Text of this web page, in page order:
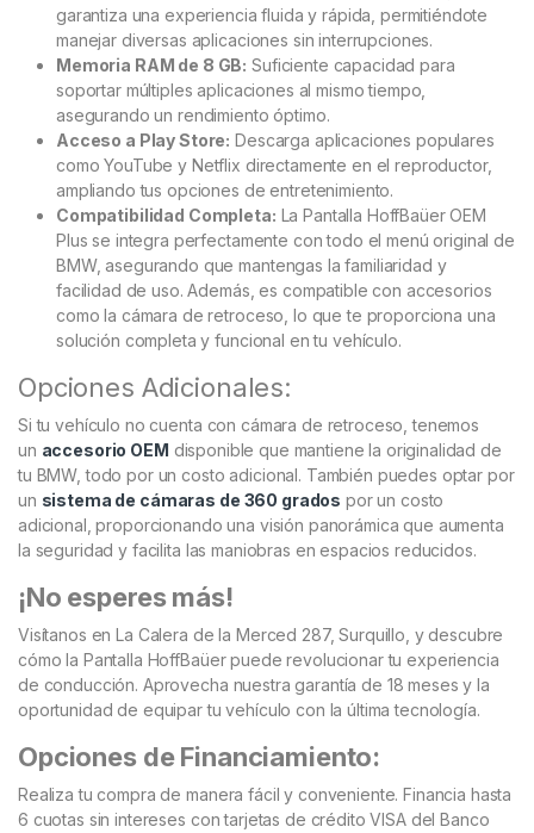
garantiza una experiencia fluida y rápida, permitiéndote
manejar diversas aplicaciones sin interrupciones.
Memoria RAM de 8 GB: Suficiente capacidad para
soportar múltiples aplicaciones al mismo tiempo,
asegurando un rendimiento óptimo.
Acceso a Play Store: Descarga aplicaciones populares
como YouTube y Netflix directamente en el reproductor,
ampliando tus opciones de entretenimiento.
Compatibilidad Completa: La Pantalla HoffBaüer OEM
Plus se integra perfectamente con todo el menú original de
BMW, asegurando que mantengas la familiaridad y
facilidad de uso. Además, es compatible con accesorios
como la cámara de retroceso, lo que te proporciona una
solución completa y funcional en tu vehículo.
Opciones Adicionales:
Si tu vehículo no cuenta con cámara de retroceso, tenemos
un accesorio OEM disponible que mantiene la originalidad de
tu BMW, todo por un costo adicional. También puedes optar por
un sistema de cámaras de 360 grados por un costo
adicional, proporcionando una visión panorámica que aumenta
la seguridad y facilita las maniobras en espacios reducidos.
¡No esperes más!
Visítanos en La Calera de la Merced 287, Surquillo, y descubre
cómo la Pantalla HoffBaüer puede revolucionar tu experiencia
de conducción. Aprovecha nuestra garantía de 18 meses y la
oportunidad de equipar tu vehículo con la última tecnología.
Opciones de Financiamiento:
Realiza tu compra de manera fácil y conveniente. Financia hasta
6 cuotas sin intereses con tarjetas de crédito VISA del Banco